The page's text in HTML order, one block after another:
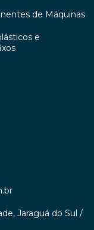
de Máquinas
e
Jaraguá do Sul /